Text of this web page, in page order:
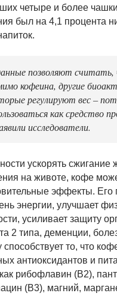
четыре и более
был на 4,1 процента
позволяют
кофеина, другие
регулируют вес –
как средство
исследователи.
ускорять сжигание
на животе, кофе
эффекты. Его
энергии, улучшает
усиливает защиту
2 типа, деменции,
то, что
антиоксидантов и
рибофлавин (B2),
(B3), магний,